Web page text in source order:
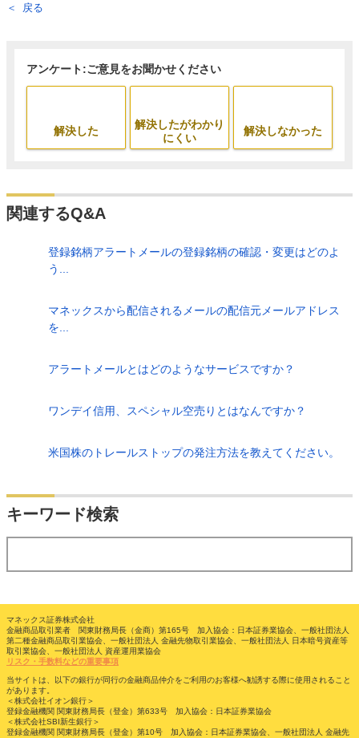
戻る
アンケート:ご意見をお聞かせください
解決した
解決したがわかり
にくい
解決しなかった
関連するQ&A
登録銘柄アラートメールの登録銘柄の確認・変更はどのよ
う...
マネックスから配信されるメールの配信元メールアドレス
を...
アラートメールとはどのようなサービスですか？
ワンデイ信用、スペシャル空売りとはなんですか？
米国株のトレールストップの発注方法を教えてください。
キーワード検索
マネックス証券株式会社
金融商品取引業者 関東財務局長（金商）第165号 加入協会：日本証券業協会、一般社団法人
第二種金融商品取引業協会、一般社団法人 金融先物取引業協会、一般社団法人 日本暗号資産等
取引業協会、一般社団法人 資産運用業協会
リスク・手数料などの重要事項
当サイトは、以下の銀行が同行の金融商品仲介をご利用のお客様へ勧誘する際に使用されること
があります。
＜株式会社イオン銀行＞
登録金融機関 関東財務局長（登金）第633号 加入協会：日本証券業協会
＜株式会社SBI新生銀行＞
登録金融機関 関東財務局長（登金）第10号 加入協会：日本証券業協会、一般社団法人 金融先